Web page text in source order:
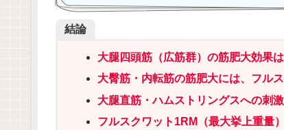
結論
大腿四頭筋（広筋群）の筋肥大効果
大臀筋・内転筋の筋肥大には、 フル
大腿直筋・ハムストリングスへの刺激
フルスクワット1RM （最大挙上重量）